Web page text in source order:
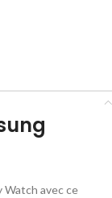
avec ce